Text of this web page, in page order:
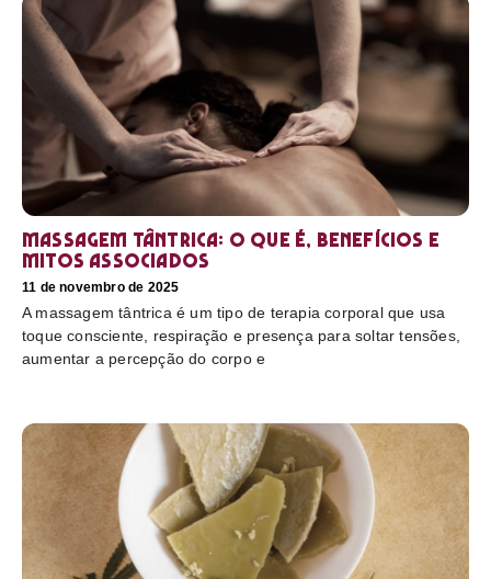
Massagem tântrica: o que é, benefícios e
mitos associados
11 de novembro de 2025
A massagem tântrica é um tipo de terapia corporal que usa
toque consciente, respiração e presença para soltar tensões,
aumentar a percepção do corpo e